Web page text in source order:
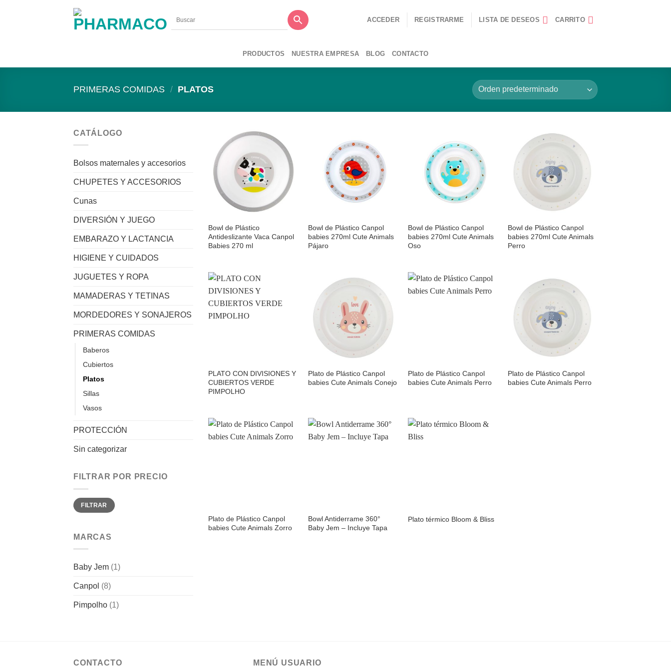
ACCEDER REGISTRARME LISTA DE DESEOS CARRITO
PRODUCTOS NUESTRA EMPRESA BLOG CONTACTO
PRIMERAS COMIDAS / PLATOS
CATÁLOGO
Bolsos maternales y accesorios
CHUPETES Y ACCESORIOS
Cunas
DIVERSIÓN Y JUEGO
EMBARAZO Y LACTANCIA
HIGIENE Y CUIDADOS
JUGUETES Y ROPA
MAMADERAS Y TETINAS
MORDEDORES Y SONAJEROS
PRIMERAS COMIDAS
Baberos
Cubiertos
Platos
Sillas
Vasos
PROTECCIÓN
Sin categorizar
FILTRAR POR PRECIO
Precio
mínimo
Precio
máximo
FILTRAR
MARCAS
Baby Jem (1)
Canpol (8)
Pimpolho (1)
Añadir
lista de
deseos
Bowl de Plástico
Antideslizante Vaca Canpol
Babies 270 ml
Añadir
a la
lista de
deseos
Bowl de Plástico Canpol
babies 270ml Cute Animals
Pájaro
Añadir
a la
lista de
deseos
Bowl de Plástico Canpol
babies 270ml Cute Animals
Oso
lista de
deseos
Bowl de Plástico Canpol
babies 270ml Cute Animals
Perro
PLATO CON DIVISIONES Y
CUBIERTOS VERDE
PIMPOLHO
lista de
deseos
Plato de Plástico Canpol
babies Cute Animals Conejo
Plato de Plástico Canpol
babies Cute Animals Perro
lista de
deseos
Plato de Plástico Canpol
babies Cute Animals Perro
Plato de Plástico Canpol
babies Cute Animals Zorro
Bowl Antiderrame 360°
Baby Jem – Incluye Tapa
Plato térmico Bloom & Bliss
CONTACTO MENÚ USUARIO